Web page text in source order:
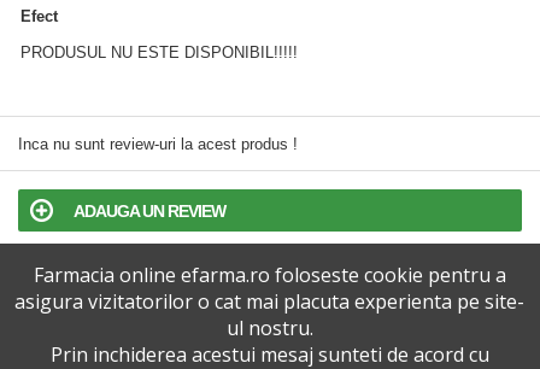
Efect
PRODUSUL NU ESTE DISPONIBIL!!!!!
Inca nu sunt review-uri la acest produs !
ADAUGA UN REVIEW
TERMENI SI CONDITII
POLITICA DE CONFIDENTIALITATE
Farmacia online efarma.ro foloseste cookie pentru a
asigura vizitatorilor o cat mai placuta experienta pe site-
ul nostru.
Prin inchiderea acestui mesaj sunteti de acord cu